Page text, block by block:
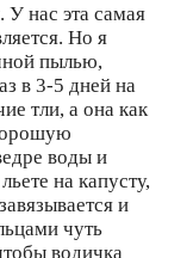
нас эта самая
Но я
пылью,
в 3-5 дней на
тли, а она как
воды и
на капусту,
и
чуть
водичка